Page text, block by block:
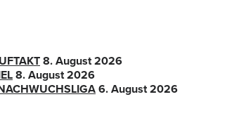
8. August 2026
8. August 2026
6. August 2026